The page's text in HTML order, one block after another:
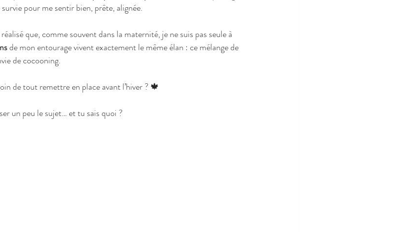
pour me sentir bien, prête, alignée.
que, comme souvent dans la maternité, je ne suis pas seule à
de mon entourage vivent exactement le même élan : ce mélange de
de cocooning.
de tout remettre en place avant l’hiver ? 🍁
un peu le sujet… et tu sais quoi ?